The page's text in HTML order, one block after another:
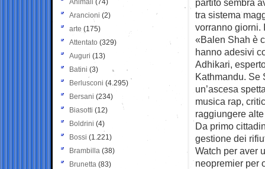
partito sembra
tra sistema
vorranno giorni.
«Balen Shah è
hanno adesivi
Adhikari,
Kathmandu. Se
un’ascesa
musica rap,
raggiungere
Da primo
gestione dei
Watch per aver
neopremier per
Animali (74)
Arancioni (2)
arte (175)
Attentato (329)
Auguri (13)
Batini (3)
Berlusconi (4.295)
Bersani (234)
Biasotti (12)
Boldrini (4)
Bossi (1.221)
Brambilla (38)
Brunetta (83)